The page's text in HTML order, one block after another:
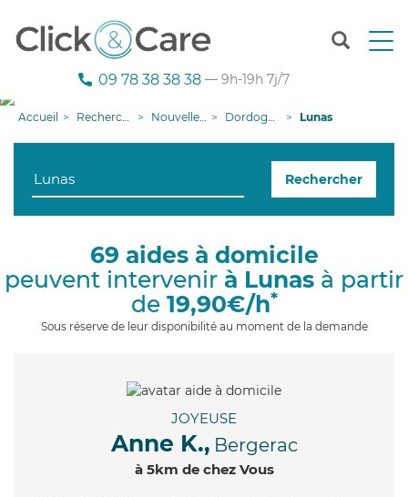
T
n
g
i
09 78 38 38 38 — 9h-19h 7j/7
Accueil Recherche aide à domicile Nouvelle-Aquitaine Dordogne Lunas
Rechercher
69 aides à domicile
peuvent intervenir à Lunas à partir
de 19,90€/h*
Sous réserve de leur disponibilité au moment de la demande
JOYEUSE
Anne K., Bergerac
à 5km de chez Vous